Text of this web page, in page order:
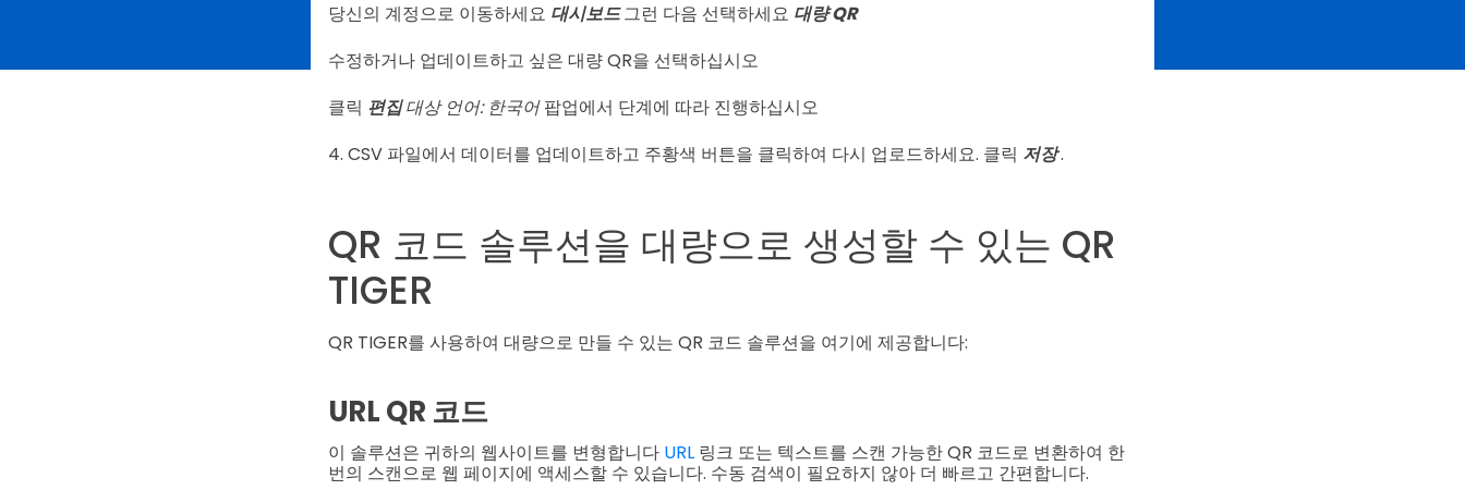
당신의 계정으로 이동하세요 대시보드그런 다음 선택하세요 대량 QR
수정하거나 업데이트하고 싶은 대량 QR을 선택하십시오
클릭 편집대상 언어: 한국어팝업에서 단계에 따라 진행하십시오
4. CSV 파일에서 데이터를 업데이트하고 주황색 버튼을 클릭하여 다시 업로드하세요. 클릭 저장.
QR 코드 솔루션을 대량으로 생성할 수 있는 QR
TIGER
QR TIGER를 사용하여 대량으로 만들 수 있는 QR 코드 솔루션을 여기에 제공합니다:
URL QR 코드
이 솔루션은 귀하의 웹사이트를 변형합니다 URL링크 또는 텍스트를 스캔 가능한 QR 코드로 변환하여 한
번의 스캔으로 웹 페이지에 액세스할 수 있습니다. 수동 검색이 필요하지 않아 더 빠르고 간편합니다.